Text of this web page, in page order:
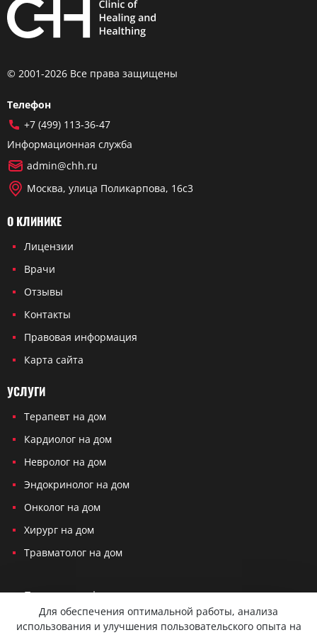
© 2001-2026 Все права защищены
Телефон
+7 (499) 113-36-47
Информационная служба
admin@chh.ru
Москва, улица Поликарпова, 16с3
О КЛИНИКЕ
Лицензии
Врачи
Отзывы
Контакты
Правовая информация
Карта сайта
УСЛУГИ
Терапевт на дом
Кардиолог на дом
Невролог на дом
Эндокринолог на дом
Онколог на дом
Хирург на дом
Травматолог на дом
Политика конфиденциальности
Согласие на обработку персональных данных
Для обеспечения оптимальной работы, анализа
использования и улучшения пользовательского опыта на